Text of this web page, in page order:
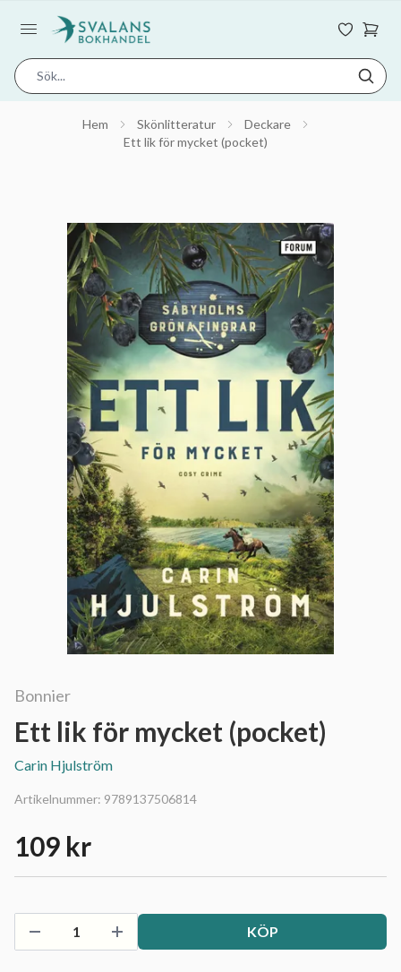
Hem Skönlitteratur
Deckare
Ett lik för mycket (pocket)
Bonnier
Ett lik för mycket (pocket)
Carin Hjulström
Artikelnummer: 9789137506814
109 kr
KÖP